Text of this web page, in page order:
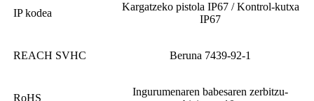
IP kodea
Kargatzeko pistola IP67 / Kontrol-kutxa
IP67
REACH SVHC Beruna 7439-92-1
RoHS
Ingurumenaren babesaren zerbitzu-